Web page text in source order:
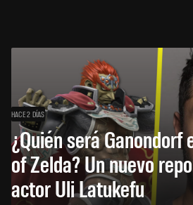
HACE 2 DÍAS
¿Quién será Ganondorf
of Zelda? Un nuevo
actor Uli Latukefu